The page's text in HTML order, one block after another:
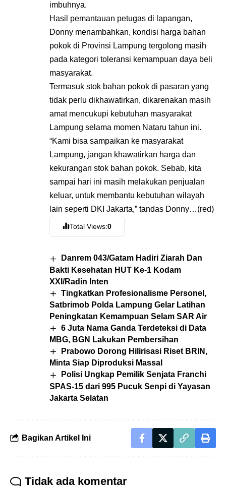
imbuhnya.
Hasil pemantauan petugas di lapangan,
Donny menambahkan, kondisi harga bahan
pokok di Provinsi Lampung tergolong masih
pada kategori toleransi kemampuan daya beli
masyarakat.
Termasuk stok bahan pokok di pasaran yang
tidak perlu dikhawatirkan, dikarenakan masih
amat mencukupi kebutuhan masyarakat
Lampung selama momen Nataru tahun ini.
“Kami bisa sampaikan ke masyarakat
Lampung, jangan khawatirkan harga dan
kekurangan stok bahan pokok. Sebab, kita
sampai hari ini masih melakukan penjualan
keluar, untuk membantu kebutuhan wilayah
lain seperti DKI Jakarta,” tandas Donny…(red)
Total Views:0
Danrem 043/Gatam Hadiri Ziarah Dan
Bakti Kesehatan HUT Ke-1 Kodam
XXI/Radin Inten
Tingkatkan Profesionalisme Personel,
Satbrimob Polda Lampung Gelar Latihan
Peningkatan Kemampuan Selam SAR Air
6 Juta Nama Ganda Terdeteksi di Data
MBG, BGN Lakukan Pembersihan
Prabowo Dorong Hilirisasi Riset BRIN,
Minta Siap Diproduksi Massal
Polisi Ungkap Pemilik Senjata Franchi
SPAS-15 dari 995 Pucuk Senpi di Yayasan
Jakarta Selatan
Bagikan Artikel Ini
Tidak ada komentar